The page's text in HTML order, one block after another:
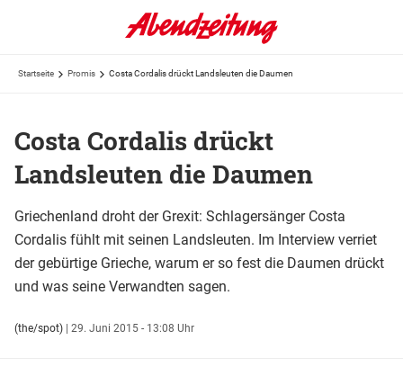
Startseite Promis Costa Cordalis drückt Landsleuten die Daumen
Costa Cordalis drückt
Landsleuten die Daumen
Griechenland droht der Grexit: Schlagersänger Costa
Cordalis fühlt mit seinen Landsleuten. Im Interview verriet
der gebürtige Grieche, warum er so fest die Daumen drückt
und was seine Verwandten sagen.
(the/spot) | 29. Juni 2015 - 13:08 Uhr